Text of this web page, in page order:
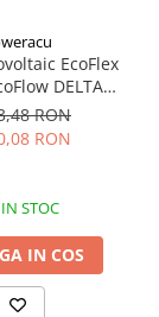
EcoFlex
Solar Semi-
100W
CPC
RON
RON
IN STOC
IN COS